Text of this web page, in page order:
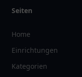
Seiten
Home
Einrichtungen
Kategorien